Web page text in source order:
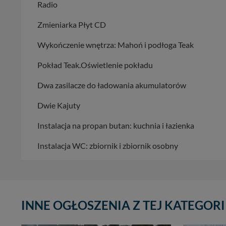
Radio
Zmieniarka Płyt CD
Wykończenie wnętrza: Mahoń i podłoga Teak
Pokład Teak.Oświetlenie pokładu
Dwa zasilacze do ładowania akumulatorów
Dwie Kajuty
Instalacja na propan butan: kuchnia i łazienka
Instalacja WC: zbiornik i zbiornik osobny
INNE OGŁOSZENIA Z TEJ